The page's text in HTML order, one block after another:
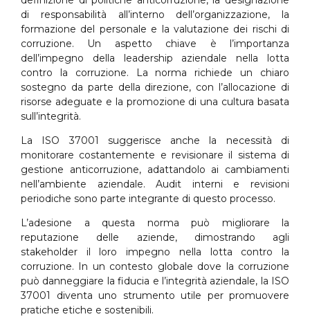
di responsabilità all’interno dell’organizzazione, la
formazione del personale e la valutazione dei rischi di
corruzione. Un aspetto chiave è l’importanza
dell’impegno della leadership aziendale nella lotta
contro la corruzione. La norma richiede un chiaro
sostegno da parte della direzione, con l’allocazione di
risorse adeguate e la promozione di una cultura basata
sull’integrità.
La ISO 37001 suggerisce anche la necessità di
monitorare costantemente e revisionare il sistema di
gestione anticorruzione, adattandolo ai cambiamenti
nell’ambiente aziendale. Audit interni e revisioni
periodiche sono parte integrante di questo processo.
L’adesione a questa norma può migliorare la
reputazione delle aziende, dimostrando agli
stakeholder il loro impegno nella lotta contro la
corruzione. In un contesto globale dove la corruzione
può danneggiare la fiducia e l’integrità aziendale, la ISO
37001 diventa uno strumento utile per promuovere
pratiche etiche e sostenibili.